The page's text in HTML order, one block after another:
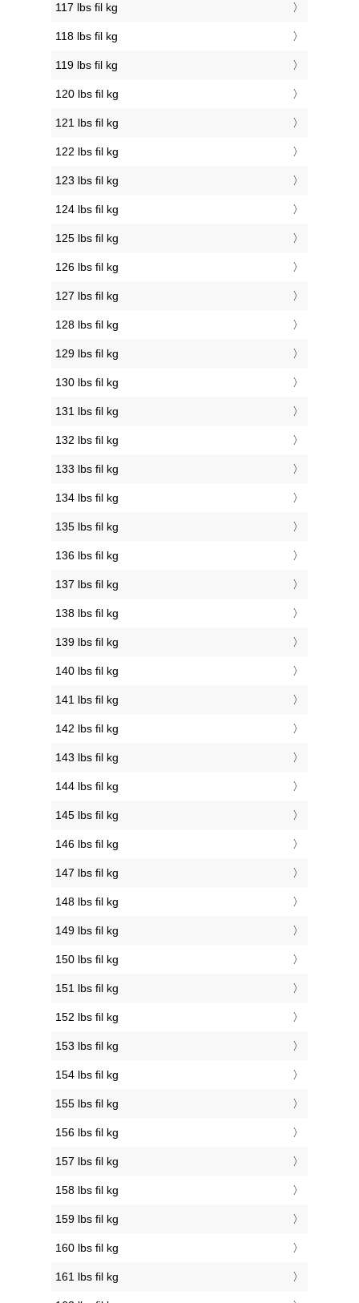
117 lbs fil kg
118 lbs fil kg
119 lbs fil kg
120 lbs fil kg
121 lbs fil kg
122 lbs fil kg
123 lbs fil kg
124 lbs fil kg
125 lbs fil kg
126 lbs fil kg
127 lbs fil kg
128 lbs fil kg
129 lbs fil kg
130 lbs fil kg
131 lbs fil kg
132 lbs fil kg
133 lbs fil kg
134 lbs fil kg
135 lbs fil kg
136 lbs fil kg
137 lbs fil kg
138 lbs fil kg
139 lbs fil kg
140 lbs fil kg
141 lbs fil kg
142 lbs fil kg
143 lbs fil kg
144 lbs fil kg
145 lbs fil kg
146 lbs fil kg
147 lbs fil kg
148 lbs fil kg
149 lbs fil kg
150 lbs fil kg
151 lbs fil kg
152 lbs fil kg
153 lbs fil kg
154 lbs fil kg
155 lbs fil kg
156 lbs fil kg
157 lbs fil kg
158 lbs fil kg
159 lbs fil kg
160 lbs fil kg
161 lbs fil kg